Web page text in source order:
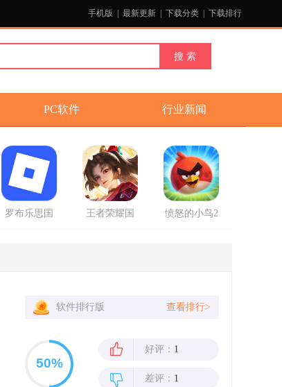
手机版 最新更新 下载分类 下载排行
PC软件 行业新闻
罗布乐思国
王者荣耀国
愤怒的小鸟2
软件排行版 查看排行>
好评： 1
差评： 1